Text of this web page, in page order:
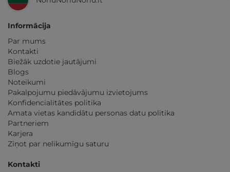
Informācija
Par mums
Kontakti
Biežāk uzdotie jautājumi
Blogs
Noteikumi
Pakalpojumu piedāvājumu izvietojums
Konfidencialitātes politika
Amata vietas kandidātu personas datu politika
Partneriem
Karjera
Ziņot par nelikumīgu saturu
Kontakti